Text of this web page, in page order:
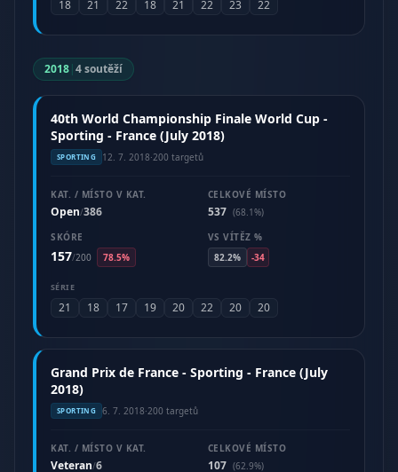
18 21 22 18 21 22 23 22
2018|4 soutěží
40th World Championship Finale World Cup -
Sporting - France (July 2018)
SPORTING 12. 7. 2018·200 targetů
KAT. / MÍSTO V KAT.
Open/386
CELKOVÉ MÍSTO
537 (68.1%)
SKÓRE
157/200 78.5%
VS VÍTĚZ %
82.2%
-34
SÉRIE
21 18 17 19 20 22 20 20
Grand Prix de France - Sporting - France (July
2018)
SPORTING 6. 7. 2018·200 targetů
KAT. / MÍSTO V KAT.
Veteran/6
CELKOVÉ MÍSTO
107 (62.9%)